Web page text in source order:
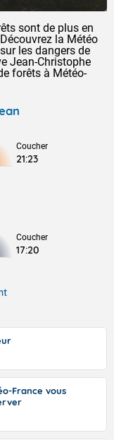
sont de plus en
la Météo
les dangers de
Jean-Christophe
forêts à Météo-
Coucher
21:23
Coucher
17:20
France vous